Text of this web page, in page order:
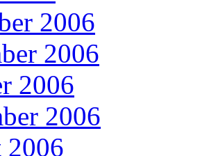
2006
2006
2006
2006
2006